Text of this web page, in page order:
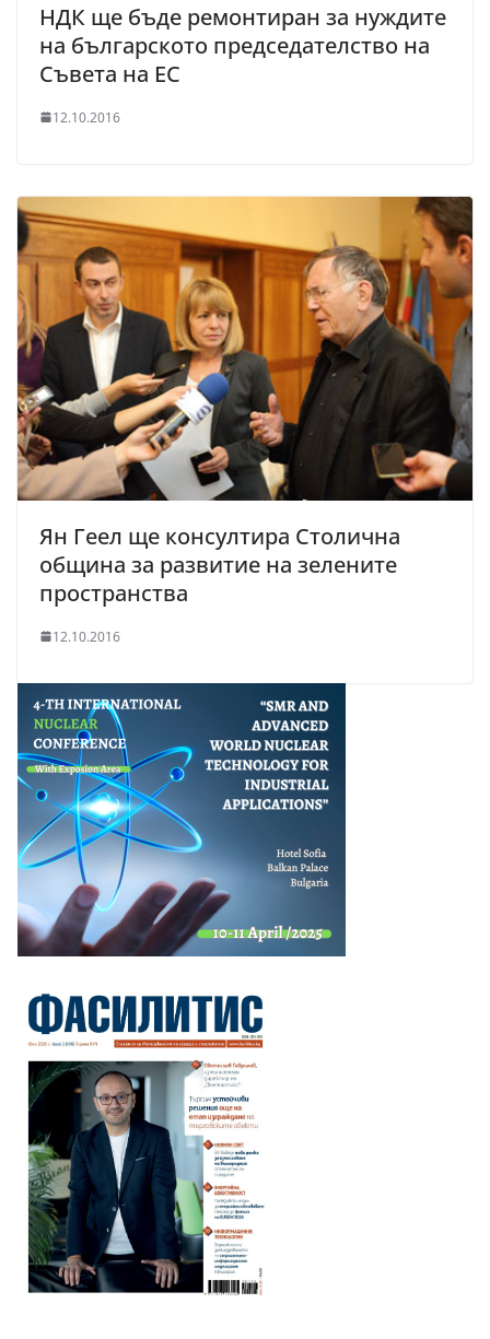
НДК ще бъде ремонтиран за нуждите
на българското председателство на
Съвета на ЕС
12.10.2016
Ян Геел ще консултира Столична
община за развитие на зелените
пространства
12.10.2016